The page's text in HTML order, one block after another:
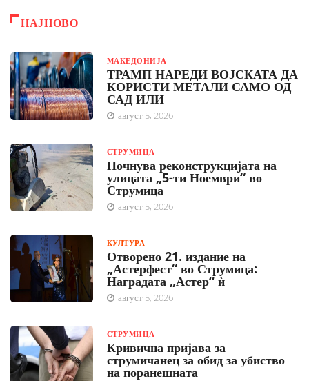
НАЈНОВО
МАКЕДОНИЈА
ТРАМП НАРЕДИ ВОЈСКАТА ДА
КОРИСТИ МЕТАЛИ САМО ОД
САД ИЛИ
август 5, 2026
СТРУМИЦА
Почнува реконструкцијата на
улицата „5-ти Ноември“ во
Струмица
август 5, 2026
КУЛТУРА
Отворено 21. издание на
„Астерфест“ во Струмица:
Наградата „Астер“ ѝ
август 5, 2026
СТРУМИЦА
Кривична пријава за
струмичанец за обид за убиство
на поранешната